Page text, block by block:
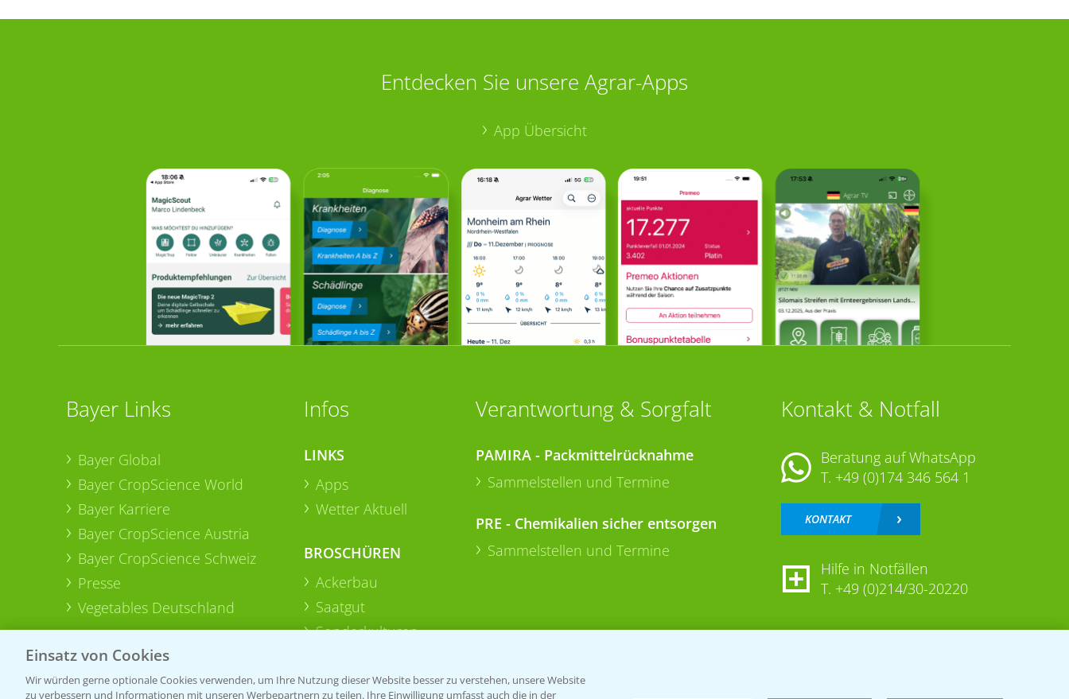
Entdecken Sie unsere Agrar-Apps
App Übersicht
Bayer Links
Bayer Global
Bayer CropScience World
Bayer Karriere
Bayer CropScience Austria
Bayer CropScience Schweiz
Presse
Vegetables Deutschland
Infos
LINKS
Apps
Wetter Aktuell
BROSCHÜREN
Ackerbau
Saatgut
Sonderkulturen
Verantwortung & Sorgfalt
PAMIRA - Packmittelrücknahme
Sammelstellen und Termine
PRE - Chemikalien sicher entsorgen
Sammelstellen und Termine
Kontakt & Notfall
Beratung auf WhatsApp
T. +49 (0)174 346 564 1
KONTAKT
Hilfe in Notfällen
T. +49 (0)214/30-20220
Einsatz von Cookies
Wir würden gerne optionale Cookies verwenden, um Ihre Nutzung dieser Website besser zu verstehen, unsere Website
zu verbessern und Informationen mit unseren Werbepartnern zu teilen. Ihre Einwilligung umfasst auch die in der